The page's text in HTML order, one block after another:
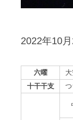
2022年10
六曜
十干干支